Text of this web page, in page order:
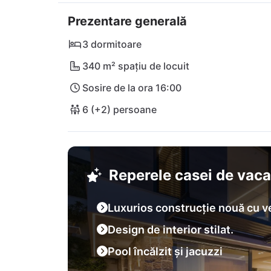
învecinat Zloti Zatoglav, în timp ce
Experimentează minunile naturale ale
străduțele istorice ale orașelor Trogir și
Prezentare generală
3 dormitoare
340 m² spațiu de locuit
Sosire de la ora 16:00
6 (+2) persoane
Reperele casei de
Luxurios construcție nouă cu
Design de interior stilat.
Pool încălzit și jacuzzi